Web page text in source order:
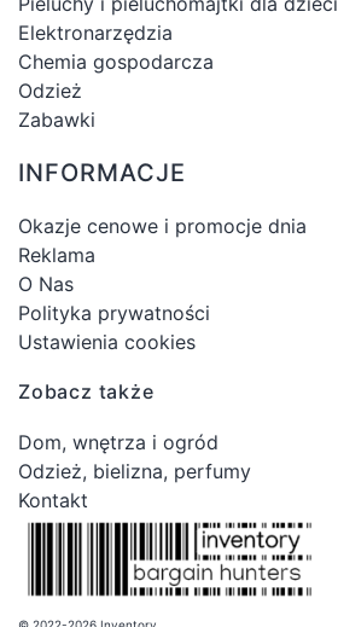
Elektronarzędzia
Chemia gospodarcza
Odzież
Zabawki
INFORMACJE
Okazje cenowe i promocje dnia
Reklama
O Nas
Polityka prywatności
Ustawienia cookies
Zobacz także
Dom, wnętrza i ogród
Odzież, bielizna, perfumy
Kontakt